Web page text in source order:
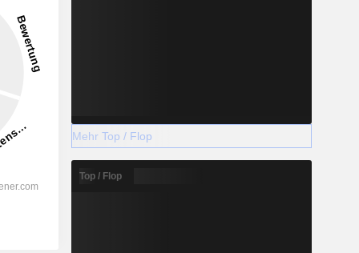
Mehr Top / Flop
Top / Flop